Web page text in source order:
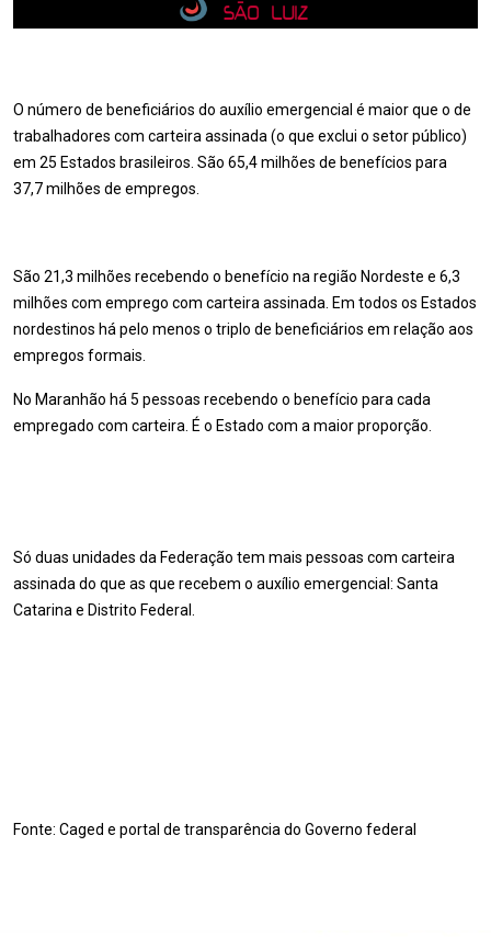
O número de beneficiários do auxílio emergencial é maior que o de
trabalhadores com carteira assinada (o que exclui o setor público)
em 25 Estados brasileiros. São 65,4 milhões de benefícios para
37,7 milhões de empregos.
São 21,3 milhões recebendo o benefício na região Nordeste e 6,3
milhões com emprego com carteira assinada. Em todos os Estados
nordestinos há pelo menos o triplo de beneficiários em relação aos
empregos formais.
No Maranhão há 5 pessoas recebendo o benefício para cada
empregado com carteira. É o Estado com a maior proporção.
Só duas unidades da Federação tem mais pessoas com carteira
assinada do que as que recebem o auxílio emergencial: Santa
Catarina e Distrito Federal.
Fonte: Caged e portal de transparência do Governo federal